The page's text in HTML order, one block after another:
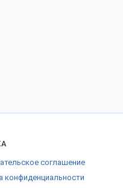
соглашение
конфиденциальности